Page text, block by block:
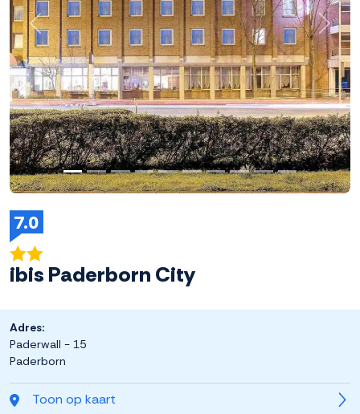
7.0
ibis Paderborn City
Toon op kaart
Adres:
Paderwall - 15
Paderborn